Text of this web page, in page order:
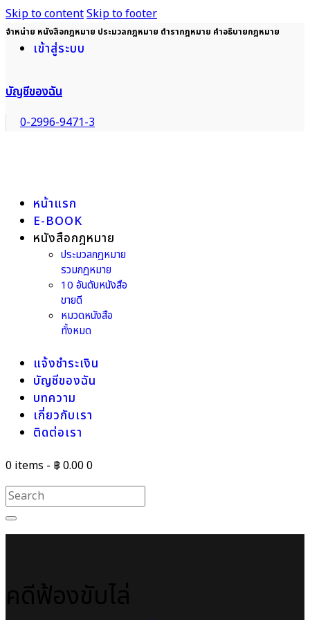
Skip to contentSkip to footer
จำหน่าย หนังสือกฎหมาย ประมวลกฎหมาย ตำรากฎหมาย คำอธิบายกฎหมาย
เข้าสู่ระบบ
บัญชีของฉัน
0-2996-9471-3
หน้าแรก
E-BOOK
หนังสือกฎหมาย
ประมวลกฎหมาย
รวมกฎหมาย
10 อันดับหนังสือ
ขายดี
หมวดหนังสือ
ทั้งหมด
แจ้งชำระเงิน
บัญชีของฉัน
บทความ
เกี่ยวกับเรา
ติดต่อเรา
0 items - ฿ 0.000